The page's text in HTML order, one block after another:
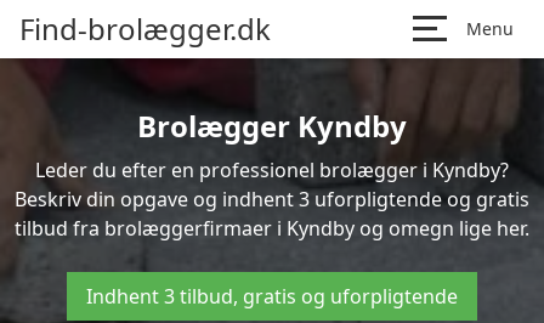
Find-brolægger.dk Menu
Brolægger Kyndby
Leder du efter en professionel brolægger i Kyndby?
Beskriv din opgave og indhent 3 uforpligtende og gratis
tilbud fra brolæggerfirmaer i Kyndby og omegn lige her.
Indhent 3 tilbud, gratis og uforpligtende